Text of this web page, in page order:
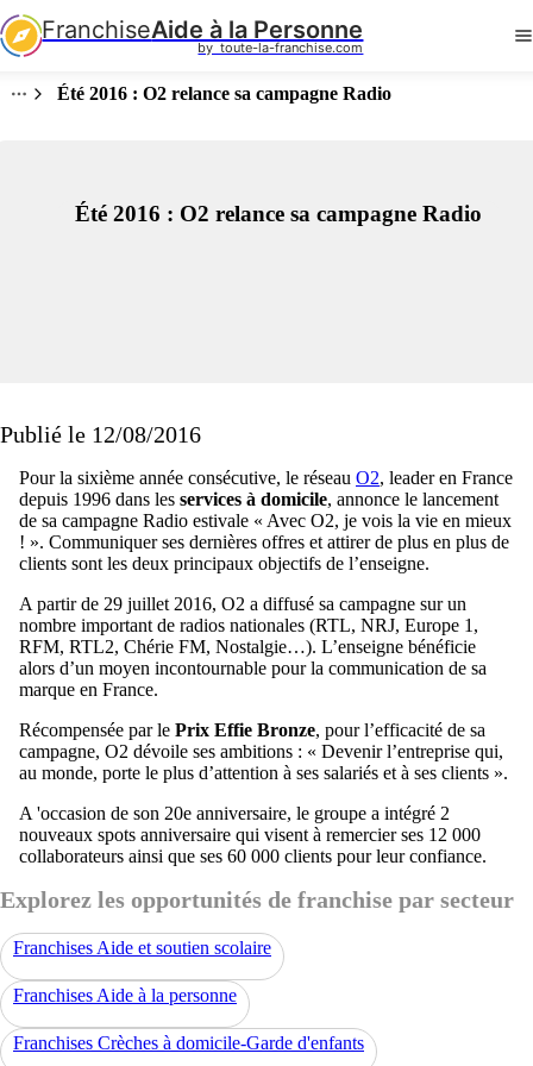
FranchiseAide à la Personne
by  toute-la-franchise.com
Été 2016 : O2 relance sa campagne Radio
Été 2016 : O2 relance sa campagne Radio
Publié le 12/08/2016
Pour la sixième année consécutive, le réseau O2, leader en France
depuis 1996 dans les services à domicile, annonce le lancement
de sa campagne Radio estivale « Avec O2, je vois la vie en mieux
! ». Communiquer ses dernières offres et attirer de plus en plus de
clients sont les deux principaux objectifs de l’enseigne.
A partir de 29 juillet 2016, O2 a diffusé sa campagne sur un
nombre important de radios nationales (RTL, NRJ, Europe 1,
RFM, RTL2, Chérie FM, Nostalgie…). L’enseigne bénéficie
alors d’un moyen incontournable pour la communication de sa
marque en France.
Récompensée par le Prix Effie Bronze, pour l’efficacité de sa
campagne, O2 dévoile ses ambitions : « Devenir l’entreprise qui,
au monde, porte le plus d’attention à ses salariés et à ses clients ».
A 'occasion de son 20e anniversaire, le groupe a intégré 2
nouveaux spots anniversaire qui visent à remercier ses 12 000
collaborateurs ainsi que ses 60 000 clients pour leur confiance.
Explorez les opportunités de franchise par secteur
Franchises Aide et soutien scolaire
Franchises Aide à la personne
Franchises Crèches à domicile-Garde d'enfants